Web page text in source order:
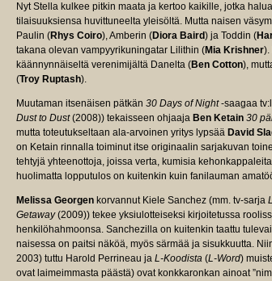
Nyt Stella kulkee pitkin maata ja kertoo kaikille, jotka
tilaisuuksiensa huvittuneelta yleisöltä. Mutta naisen
Paulin (Rhys Coiro), Amberin (Diora Baird) ja Toddin (
takana olevan vampyyrikuningatar Lilithin (Mia Krishner).
käännynnäiseltä verenimijältä Danelta (Ben Cotton),
(Troy Ruptash).
Muutaman itsenäisen pätkän 30 Days of Night-saagaa
Dust to Dust(2008)) tekaisseen ohjaaja Ben Ketain 30
mutta toteutukseltaan ala-arvoinen yritys lypsää David
on Ketain rinnalla toiminut itse originaalin sarjakuvan
tehtyjä yhteenottoja, joissa verta, kumisia
huolimatta lopputulos on kuitenkin kuin fanilauman
Melissa Georgen korvannut Kiele Sanchez (mm. tv-sarja
Getaway(2009)) tekee yksiulotteiseksi kirjoitetussa
henkilöhahmoonsa. Sanchezilla on kuitenkin taattu
naisessa on paitsi näköä, myös särmää ja sisukkuutta.
2003) tuttu Harold Perrineau ja L-Koodista (L-Word)
ovat laimeimmasta päästä) ovat konkkaronkan ainoat